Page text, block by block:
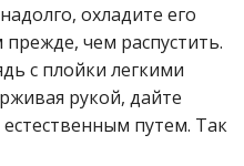
охладите его
чем распустить.
с плойки легкими
рукой, дайте
путем. Так